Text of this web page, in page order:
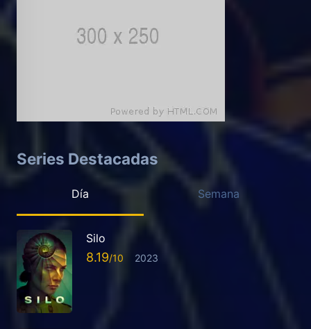
Series Destacadas
Día Semana
Silo
8.19 2023